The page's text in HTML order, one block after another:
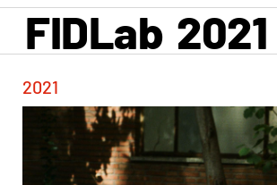
FIDLab 2021
2021